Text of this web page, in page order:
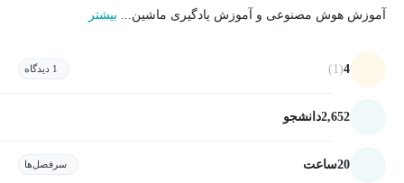
آموزش هوش مصنوعی و آموزش یادگیری ماشین... بیشتر
4
(1) 1 دیدگاه
2,652دانشجو
20ساعت سرفصل‌ها